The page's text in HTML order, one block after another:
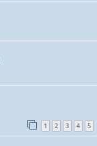
1 2 3 4 5